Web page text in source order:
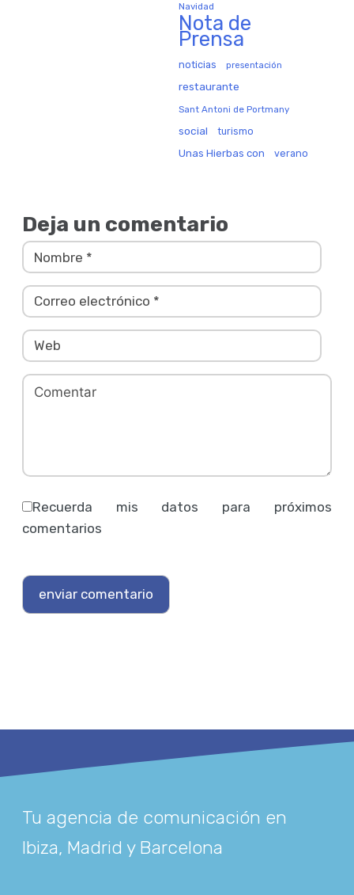
Navidad
Nota de
Prensa
noticias presentación
restaurante
Sant Antoni de Portmany
social turismo
Unas Hierbas con verano
Deja un comentario
Recuerda mis datos para próximos
comentarios
Tu agencia de comunicación en
Ibiza, Madrid y Barcelona